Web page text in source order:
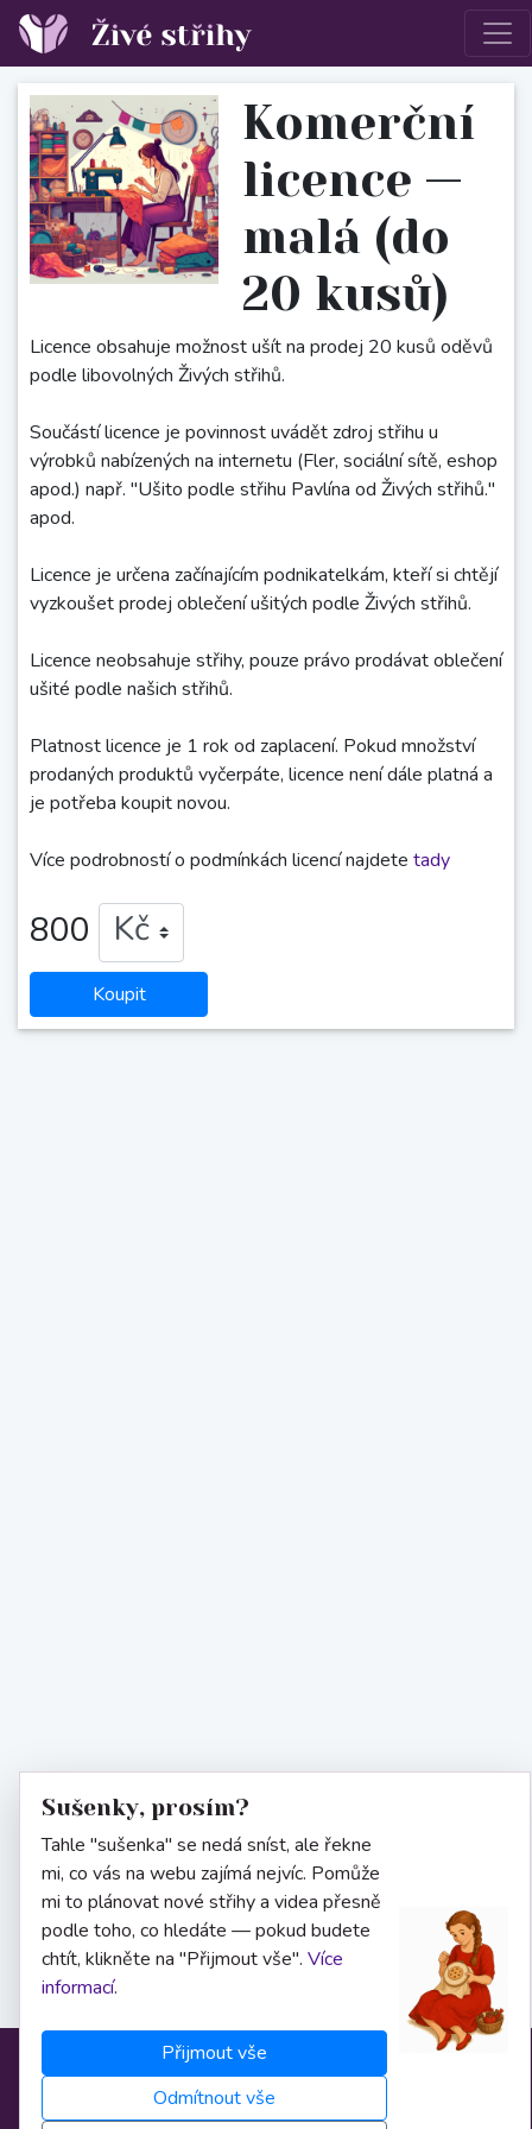
Komerční
licence —
malá (do
20 kusů)
Licence obsahuje možnost ušít na prodej 20 kusů oděvů
podle libovolných Živých střihů.
Součástí licence je povinnost uvádět zdroj střihu u
výrobků nabízených na internetu (Fler, sociální sítě, eshop
apod.) např. "Ušito podle střihu Pavlína od Živých střihů."
apod.
Licence je určena začínajícím podnikatelkám, kteří si chtějí
vyzkoušet prodej oblečení ušitých podle Živých střihů.
Licence neobsahuje střihy, pouze právo prodávat oblečení
ušité podle našich střihů.
Platnost licence je 1 rok od zaplacení. Pokud množství
prodaných produktů vyčerpáte, licence není dále platná a
je potřeba koupit novou.
Více podrobností o podmínkách licencí najdete tady
800
Koupit
Informace
Sušenky, prosím?
Tahle "sušenka" se nedá sníst, ale řekne
mi, co vás na webu zajímá nejvíc. Pomůže
mi to plánovat nové střihy a videa přesně
podle toho, co hledáte — pokud budete
chtít, klikněte na "Přijmout vše". Více
informací.
Přijmout vše
Odmítnout vše